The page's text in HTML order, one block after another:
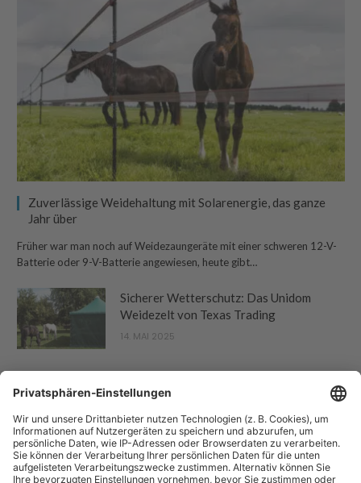
Zuverlässige Weidehaltung mit Solarenergie, das ganze
Jahr über
Früher war man noch auf Weidezaungeräte mit einer schweren 12-V-
Batterie oder 9-V-Batterie angewiesen, heute gibt…
Sicherer Wetterschutz: Das Unidom
Weidezelt von Texas Trading
14. MAI 2025